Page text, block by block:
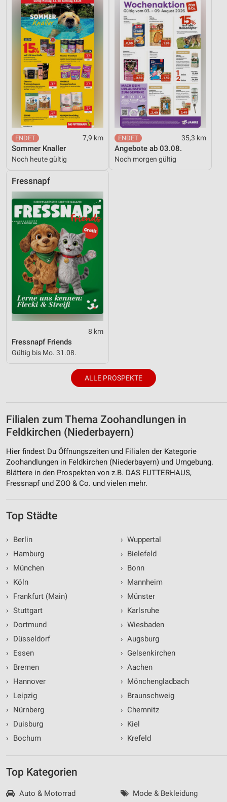
7,9 km
Sommer Knaller
Noch heute gültig
35,3 km
Angebote ab 03.08.
Noch morgen gültig
Fressnapf
8 km
Fressnapf Friends
Gültig bis Mo. 31.08.
ALLE PROSPEKTE
Filialen zum Thema Zoohandlungen in
Feldkirchen (Niederbayern)
Hier findest Du Öffnungszeiten und Filialen der Kategorie
Zoohandlungen in Feldkirchen (Niederbayern) und Umgebung.
Blättere in den Prospekten von z.B. DAS FUTTERHAUS,
Fressnapf und ZOO & Co. und vielen mehr.
Top Städte
›
Berlin
›
Hamburg
›
München
›
Köln
›
Frankfurt (Main)
› Stuttgart
›
Dortmund
›
Düsseldorf
›
Essen
›
Bremen
›
Hannover
›
Leipzig
›
Nürnberg
›
Duisburg
›
Bochum
› Wuppertal
› Bielefeld
› Bonn
› Mannheim
› Münster
› Karlsruhe
› Wiesbaden
› Augsburg
› Gelsenkirchen
› Aachen
› Mönchengladbach
› Braunschweig
› Chemnitz
› Kiel
› Krefeld
Top Kategorien
Auto & Motorrad
Mode & Bekleidung
Werbung